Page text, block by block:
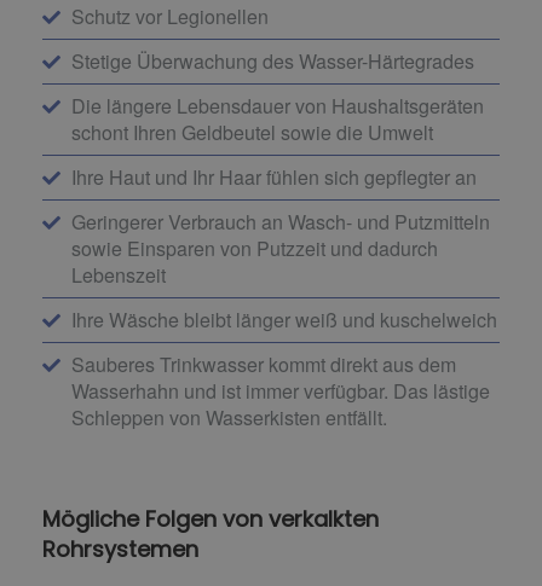
Schutz vor Legionellen
Stetige Überwachung des Wasser-Härtegrades
Die längere Lebensdauer von Haushaltsgeräten
schont Ihren Geldbeutel sowie die Umwelt
Ihre Haut und Ihr Haar fühlen sich gepflegter an
Geringerer Verbrauch an Wasch- und Putzmitteln
sowie Einsparen von Putzzeit und dadurch
Lebenszeit
Ihre Wäsche bleibt länger weiß und kuschelweich
Sauberes Trinkwasser kommt direkt aus dem
Wasserhahn und ist immer verfügbar. Das lästige
Schleppen von Wasserkisten entfällt.
Mögliche Folgen von verkalkten
Rohrsystemen